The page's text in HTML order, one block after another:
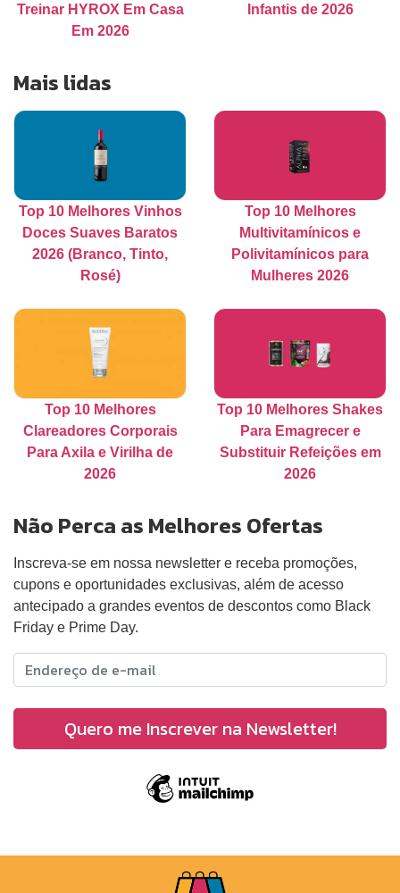
Treinar HYROX Em Casa
Em 2026
Infantis de 2026
Mais lidas
Top 10 Melhores Vinhos
Doces Suaves Baratos
2026 (Branco, Tinto,
Rosé)
Top 10 Melhores
Multivitamínicos e
Polivitamínicos para
Mulheres 2026
Top 10 Melhores
Clareadores Corporais
Para Axila e Virilha de
2026
Top 10 Melhores Shakes
Para Emagrecer e
Substituir Refeições em
2026
Não Perca as Melhores Ofertas
Inscreva-se em nossa newsletter e receba promoções,
cupons e oportunidades exclusivas, além de acesso
antecipado a grandes eventos de descontos como Black
Friday e Prime Day.